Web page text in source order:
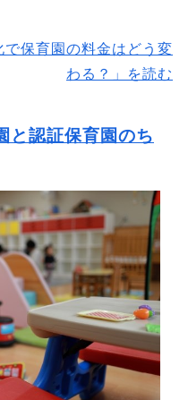
で保育園の料金はどう変
わる？」を読む
と認証保育園のち